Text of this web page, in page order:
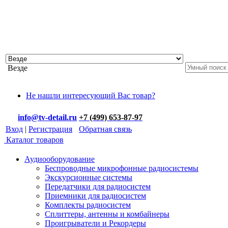
Везде
Не нашли интересующий Вас товар?
info@tv-detail.ru +7 (499) 653-87-97
Вход | Регистрация
Обратная связь
Каталог товаров
Аудиооборудование
Беспроводные микрофонные радиосистемы
Экскурсионные системы
Передатчики для радиосистем
Приемники для радиосистем
Комплекты радиосистем
Сплиттеры, антенны и комбайнеры
Проигрыватели и Рекордеры